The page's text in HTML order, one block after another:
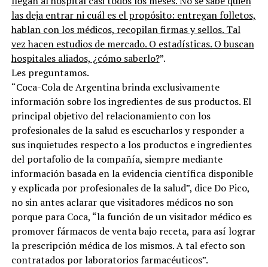
las deja entrar ni cuál es el propósito: entregan folletos,
hablan con los médicos, recopilan firmas y sellos. Tal
vez hacen estudios de mercado. O estadísticas. O buscan
hospitales aliados, ¿cómo saberlo?”.
Les preguntamos.
“Coca-Cola de Argentina brinda exclusivamente
información sobre los ingredientes de sus productos. El
principal objetivo del relacionamiento con los
profesionales de la salud es escucharlos y responder a
sus inquietudes respecto a los productos e ingredientes
del portafolio de la compañía, siempre mediante
información basada en la evidencia científica disponible
y explicada por profesionales de la salud”, dice Do Pico,
no sin antes aclarar que visitadores médicos no son
porque para Coca, “la función de un visitador médico es
promover fármacos de venta bajo receta, para así lograr
la prescripción médica de los mismos. A tal efecto son
contratados por laboratorios farmacéuticos”.